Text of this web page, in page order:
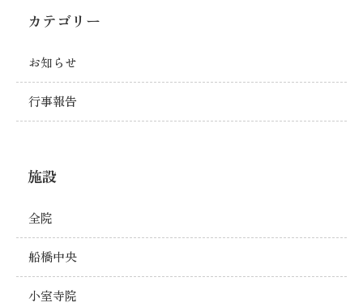
カテゴリー
お知らせ
行事報告
施設
全院
船橋中央
小室寺院